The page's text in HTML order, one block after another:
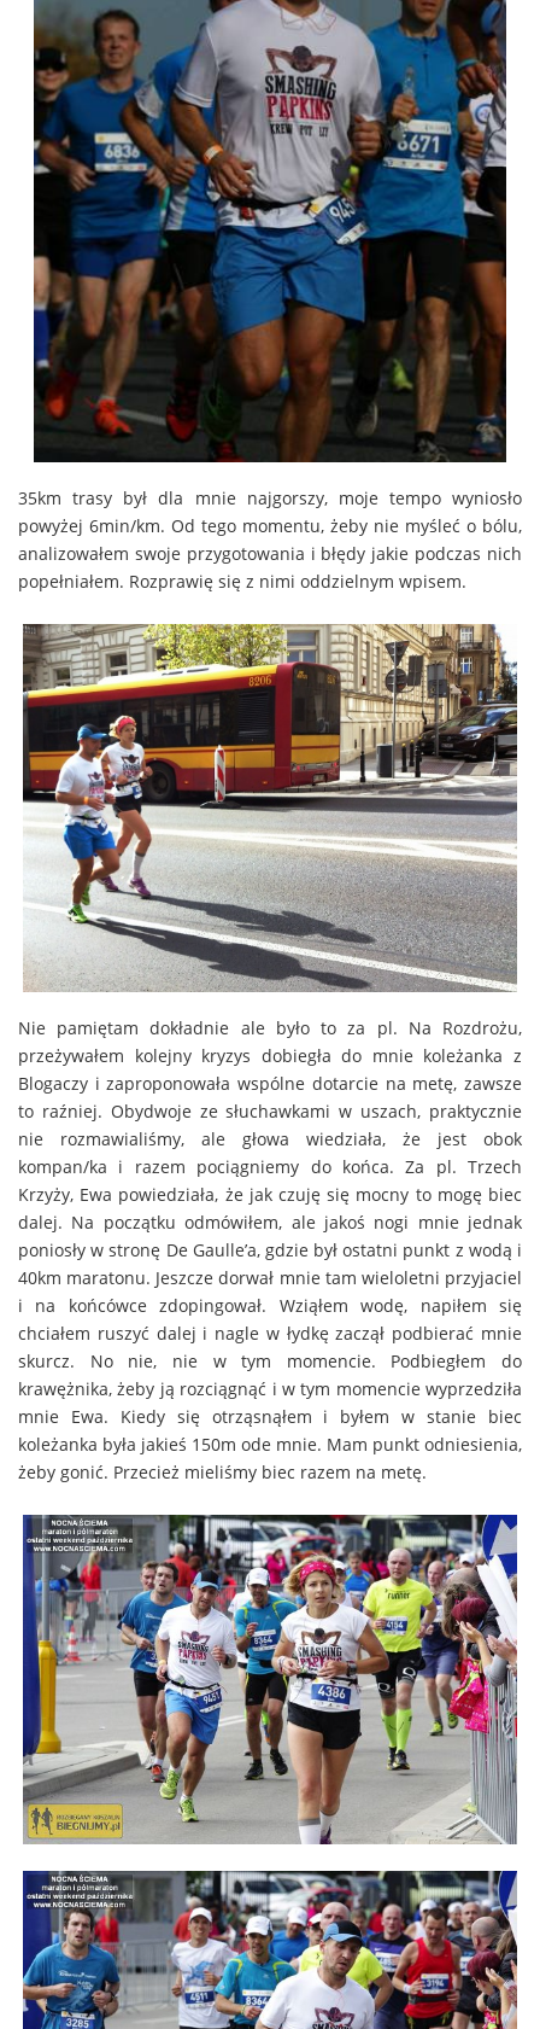
35km trasy był dla mnie najgorszy, moje tempo wyniosło
powyżej 6min/km. Od tego momentu, żeby nie myśleć o bólu,
analizowałem swoje przygotowania i błędy jakie podczas nich
popełniałem. Rozprawię się z nimi oddzielnym wpisem.
Nie pamiętam dokładnie ale było to za pl. Na Rozdrożu,
przeżywałem kolejny kryzys dobiegła do mnie koleżanka z
Blogaczy i zaproponowała wspólne dotarcie na metę, zawsze
to raźniej. Obydwoje ze słuchawkami w uszach, praktycznie
nie rozmawialiśmy, ale głowa wiedziała, że jest obok
kompan/ka i razem pociągniemy do końca. Za pl. Trzech
Krzyży, Ewa powiedziała, że jak czuję się mocny to mogę biec
dalej. Na początku odmówiłem, ale jakoś nogi mnie jednak
poniosły w stronę De Gaulle’a, gdzie był ostatni punkt z wodą i
40km maratonu. Jeszcze dorwał mnie tam wieloletni przyjaciel
i na końcówce zdopingował. Wziąłem wodę, napiłem się
chciałem ruszyć dalej i nagle w łydkę zaczął podbierać mnie
skurcz. No nie, nie w tym momencie. Podbiegłem do
krawężnika, żeby ją rozciągnąć i w tym momencie wyprzedziła
mnie Ewa. Kiedy się otrząsnąłem i byłem w stanie biec
koleżanka była jakieś 150m ode mnie. Mam punkt odniesienia,
żeby gonić. Przecież mieliśmy biec razem na metę.